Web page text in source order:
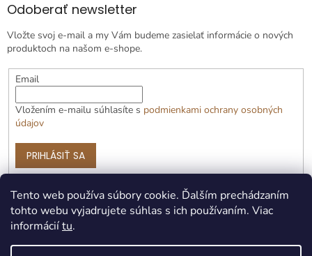
Tento web používa súbory cookie. Ďalším prechádzaním
tohto webu vyjadrujete súhlas s ich používaním. Viac
informáciítu.
Odoberať newsletter
Vložte svoj e-mail a my Vám budeme zasielať informácie o nových
produktoch na našom e-shope.
Email
Vložením e-mailu súhlasíte s podmienkami ochrany osobných
údajov
PRIHLÁSIŤ SA